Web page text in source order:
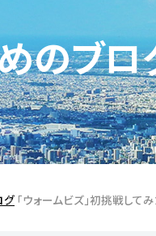
のブロ
グ 「ウォームビズ」初挑戦して